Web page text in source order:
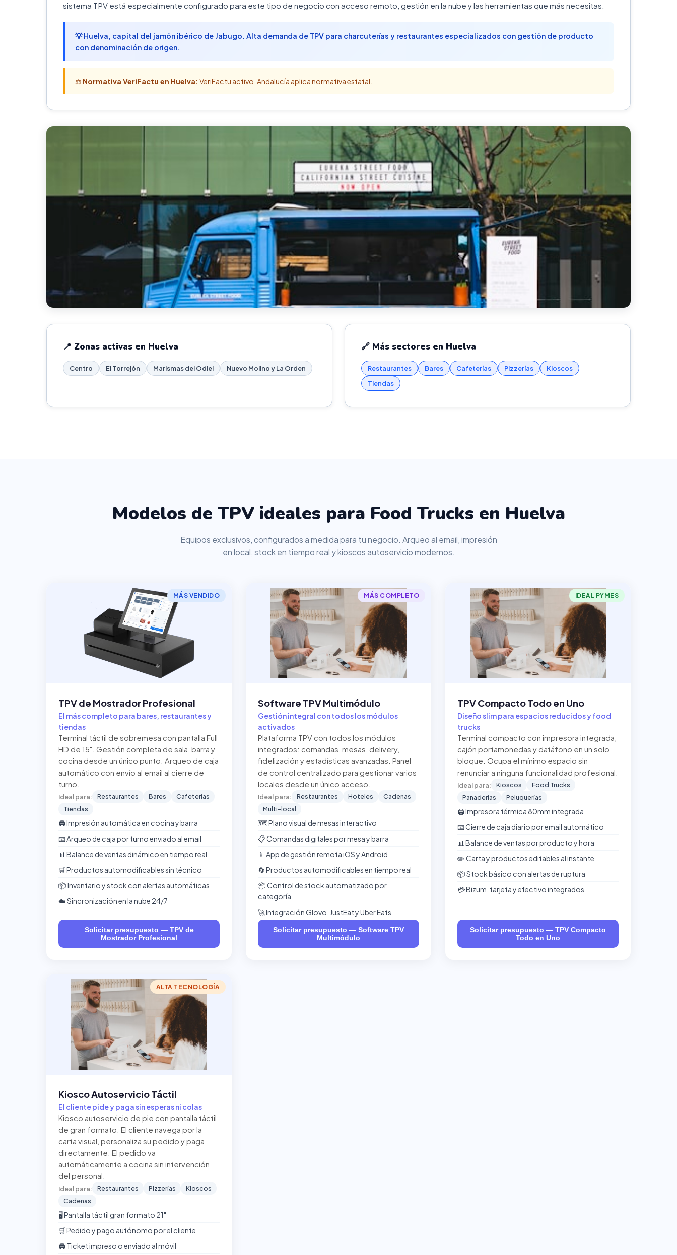
sistema TPV está especialmente configurado para este tipo de negocio con acceso remoto, gestión en la nube y las herramientas que más necesitas.
💡 Huelva, capital del jamón ibérico de Jabugo. Alta demanda de TPV para charcuterías y restaurantes especializados con gestión de producto
con denominación de origen.
⚖️ Normativa VeriFactu en Huelva: VeriFactu activo. Andalucía aplica normativa estatal.
📍 Zonas activas en Huelva
Centro El Torrejón Marismas del Odiel Nuevo Molino y La Orden
🔗 Más sectores en Huelva
Restaurantes Bares Cafeterías Pizzerías
Kioscos
Tiendas
Modelos de TPV ideales para Food Trucks en Huelva
Equipos exclusivos, configurados a medida para tu negocio. Arqueo al email, impresión
en local, stock en tiempo real y kioscos autoservicio modernos.
MÁS VENDIDO
TPV de Mostrador Profesional
El más completo para bares, restaurantes y
tiendas
Terminal táctil de sobremesa con pantalla Full
HD de 15". Gestión completa de sala, barra y
cocina desde un único punto. Arqueo de caja
automático con envío al email al cierre de
turno.
Ideal para: Restaurantes Bares
Cafeterías
Tiendas
🖨️ Impresión automática en cocina y barra
📧 Arqueo de caja por turno enviado al email
📊 Balance de ventas dinámico en tiempo real
🛒 Productos automodificables sin técnico
📦 Inventario y stock con alertas automáticas
☁️ Sincronización en la nube 24/7
Solicitar presupuesto — TPV de
Mostrador Profesional
MÁS COMPLETO
Software TPV Multimódulo
Gestión integral con todos los módulos
activados
Plataforma TPV con todos los módulos
integrados: comandas, mesas, delivery,
fidelización y estadísticas avanzadas. Panel
de control centralizado para gestionar varios
locales desde un único acceso.
Ideal para: Restaurantes Hoteles
Cadenas
Multi-local
🗺️ Plano visual de mesas interactivo
📋 Comandas digitales por mesa y barra
📱 App de gestión remota iOS y Android
🔄 Productos automodificables en tiempo real
📦 Control de stock automatizado por
categoría
🚀 Integración Glovo, JustEat y Uber Eats
Solicitar presupuesto — Software TPV
Multimódulo
IDEAL PYMES
TPV Compacto Todo en Uno
Diseño slim para espacios reducidos y food
trucks
Terminal compacto con impresora integrada,
cajón portamonedas y datáfono en un solo
bloque. Ocupa el mínimo espacio sin
renunciar a ninguna funcionalidad profesional.
Ideal para: Kioscos
Food Trucks
Panaderías
Peluquerías
🖨️ Impresora térmica 80mm integrada
📧 Cierre de caja diario por email automático
📊 Balance de ventas por producto y hora
✏️ Carta y productos editables al instante
📦 Stock básico con alertas de ruptura
💳 Bizum, tarjeta y efectivo integrados
Solicitar presupuesto — TPV Compacto
Todo en Uno
ALTA TECNOLOGÍA
Kiosco Autoservicio Táctil
El cliente pide y paga sin esperas ni colas
Kiosco autoservicio de pie con pantalla táctil
de gran formato. El cliente navega por la
carta visual, personaliza su pedido y paga
directamente. El pedido va
automáticamente a cocina sin intervención
del personal.
Ideal para: Restaurantes Pizzerías
Kioscos
Cadenas
🖥️ Pantalla táctil gran formato 21"
🛒 Pedido y pago autónomo por el cliente
🖨️ Ticket impreso o enviado al móvil